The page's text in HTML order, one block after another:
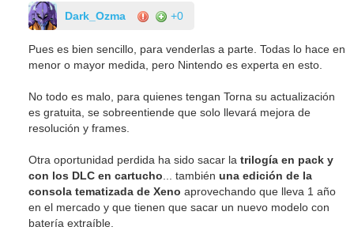
Dark_Ozma +0
Pues es bien sencillo, para venderlas a parte. Todas lo hace en
menor o mayor medida, pero Nintendo es experta en esto.
No todo es malo, para quienes tengan Torna su actualización
es gratuita, se sobreentiende que solo llevará mejora de
resolución y frames.
Otra oportunidad perdida ha sido sacar latrilogía en pack y
con los DLC en cartucho ... tambiénuna edición de la
consola tematizada de Xeno aprovechando que lleva 1 año
en el mercado y que tienen que sacar un nuevo modelo con
batería extraíble.